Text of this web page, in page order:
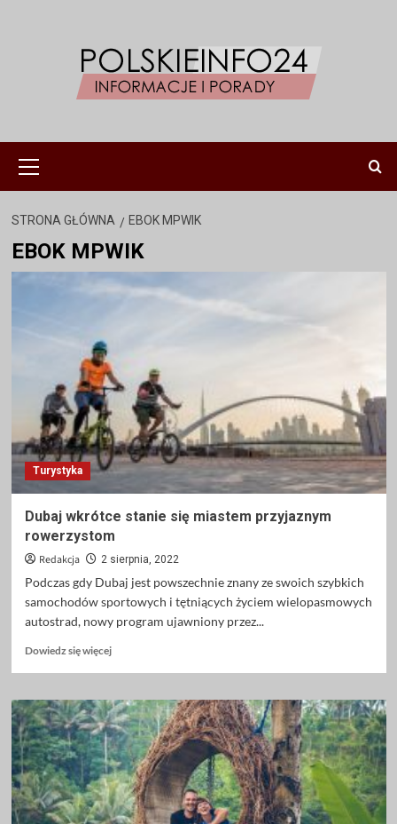
główne
STRONA GŁÓWNA EBOK MPWIK
EBOK MPWIK
Turystyka
Dubaj wkrótce stanie się miastem przyjaznym
rowerzystom
Redakcja 2 sierpnia, 2022
Podczas gdy Dubaj jest powszechnie znany ze swoich szybkich
samochodów sportowych i tętniących życiem wielopasmowych
autostrad, nowy program ujawniony przez...
Dowiedz się więcejDowiedz
o
Dubaj
wkrótce
stanie
się
miastem
przyjaznym
rowerzystom